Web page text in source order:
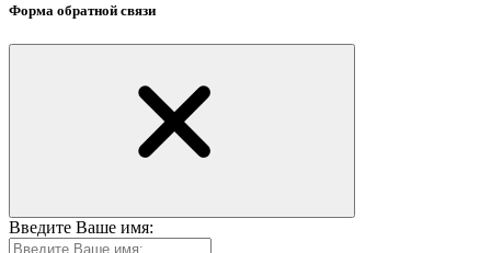
Форма обратной связи
Введите Ваше имя: